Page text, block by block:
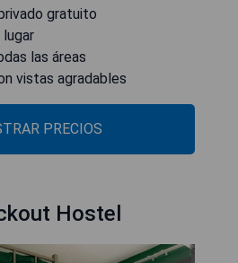
gratuito
las áreas
vistas agradables
PRECIOS
Hostel